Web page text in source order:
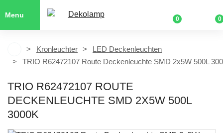
Menu
0 0
Kronleuchter
LED Deckenleuchten
TRIO R62472107 Route Deckenleuchte SMD 2x5W 500L
TRIO R62472107 ROUTE
DECKENLEUCHTE SMD 2X5W 500L
3000K